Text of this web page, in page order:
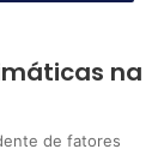
na
de fatores